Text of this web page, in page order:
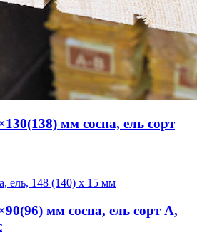
мм сосна, ель сорт
мм сосна, ель сорт A,